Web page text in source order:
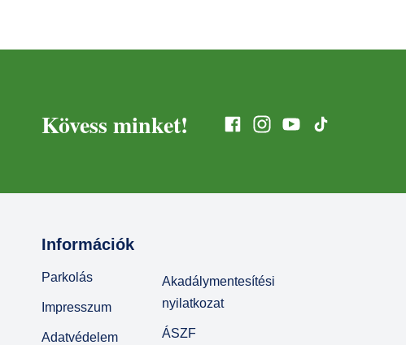
Kövess minket!
Információk
Parkolás
Impresszum
Adatvédelem
Akadálymentesítési
nyilatkozat
ÁSZF